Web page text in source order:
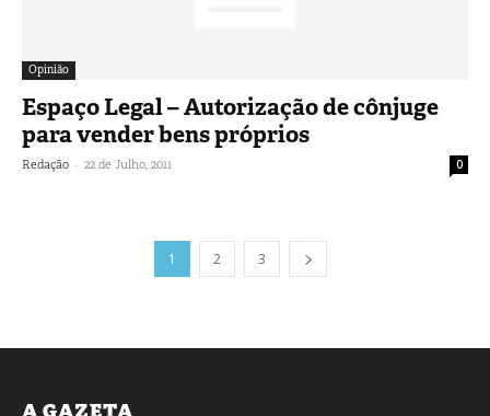
Opinião
Espaço Legal – Autorização de cônjuge
para vender bens próprios
Redação - 22 de Julho, 2011 0
1 2 3